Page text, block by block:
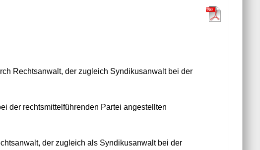
Rechtsanwalt, der zugleich Syndikusanwalt bei der
der rechtsmittelführenden Partei angestellten
der zugleich als Syndikusanwalt bei der